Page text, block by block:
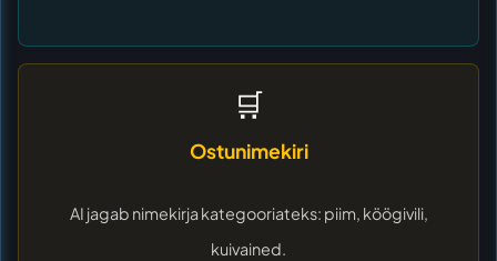
🛒
Ostunimekiri
AI jagab nimekirja kategooriateks: piim, köögivili,
kuivained.